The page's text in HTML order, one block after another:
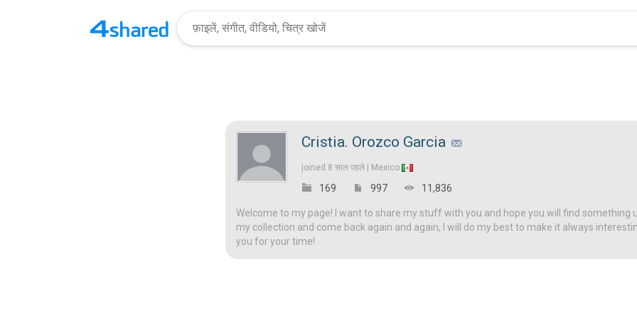
Cristia. Orozco Garcia
joined 8 साल पहले | Mexico
169 997 11,836
Welcome to my page! I want to share my stuff with you and hope you will find something
my collection and come back again and again, I will do my best to make it always
you for your time!